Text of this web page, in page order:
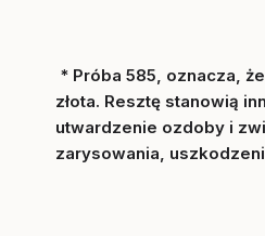
* Próba 585, oznacza,
złota. Resztę stanowią
utwardzenie ozdoby i
zarysowania,